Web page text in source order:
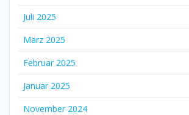
Juli 2025
März 2025
Februar 2025
Januar 2025
November 2024